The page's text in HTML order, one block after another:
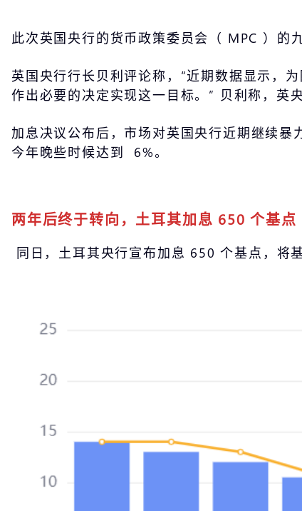
此次英国央行的货币政策委员会（ MPC ）的
英国央行行长贝利评论称，“近期数据显示，
作出必要的决定实现这一目标。” 贝利称，英
加息决议公布后，市场对英国央行近期继续
今年晚些时候达到 6%。
两年后终于转向，土耳其加息 650 个基点
同日，土耳其央行宣布加息 650 个基点，将